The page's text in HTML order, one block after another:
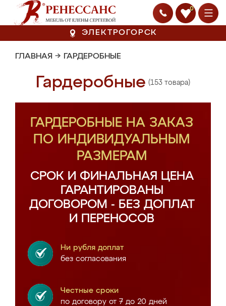
0
ЭЛЕКТРОГОРСК
ГЛАВНАЯ → ГАРДЕРОБНЫЕ
Гардеробные (153 товара)
ГАРДЕРОБНЫЕ НА ЗАКАЗ
ПО ИНДИВИДУАЛЬНЫМ
РАЗМЕРАМ
СРОК И ФИНАЛЬНАЯ ЦЕНА
ГАРАНТИРОВАНЫ
ДОГОВОРОМ - БЕЗ ДОПЛАТ
И ПЕРЕНОСОВ
Ни рубля доплат
без согласования
Честные сроки
по договору от 7 до 20 дней